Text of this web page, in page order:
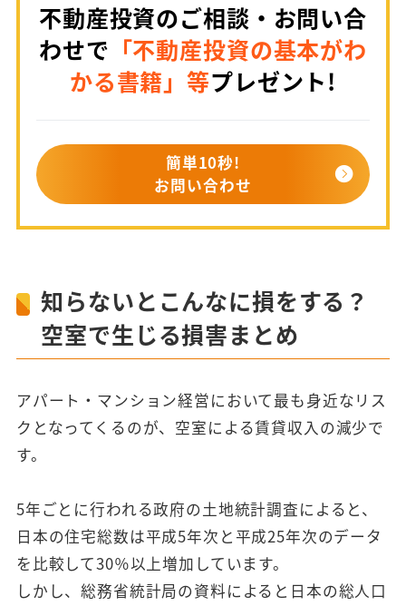
不動産投資のご相談・お問い合
わせで 「不動産投資の基本がわ
かる書籍」等プレゼント!
簡単10秒!
お問い合わせ
知らないとこんなに損をする？
空室で生じる損害まとめ
アパート・マンション経営において最も身近なリス
クとなってくるのが、空室による賃貸収入の減少で
す。
5年ごとに行われる政府の土地統計調査によると、
日本の住宅総数は平成5年次と平成25年次のデータ
を比較して30％以上増加しています。
しかし、総務省統計局の資料によると日本の総人口